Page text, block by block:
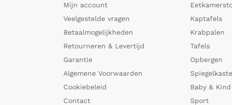
Mijn account
Veelgestelde vragen
Betaalmogelijkheden
Retourneren & Levertijd
Garantie
Algemene Voorwaarden
Cookiebeleid
Contact
Kaptafels
Krabpalen
Tafels
Opbergen
Baby & Kind
Sport